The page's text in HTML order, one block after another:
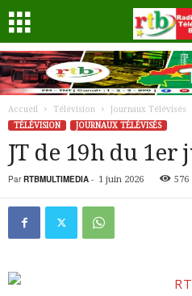
Accueil Télévision Journaux Télévisés
TÉLÉVISION
JOURNAUX TÉLÉVISÉS
JT de 19h du 1er
Par RTBMULTIMEDIA - 1 juin 2026 576